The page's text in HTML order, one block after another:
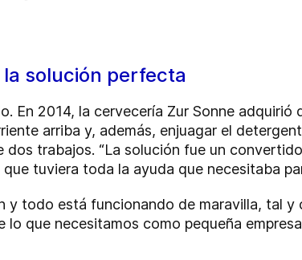
solución perfecta
En 2014, la cervecería Zur Sonne
arriba y, además, enjuagar el
dos trabajos. “La solución fue un
tuviera toda la ayuda que necesitaba
y todo está funcionando de maravilla, tal
que necesitamos como pequeña